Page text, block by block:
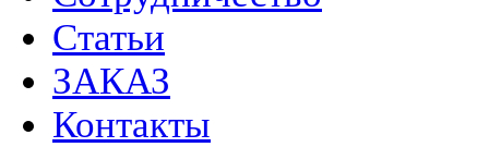
Статьи
ЗАКАЗ
Контакты